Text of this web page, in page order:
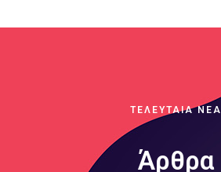
ΤΕΛΕΥΤΑΙΑ ΝΕΑ
Άρθρα